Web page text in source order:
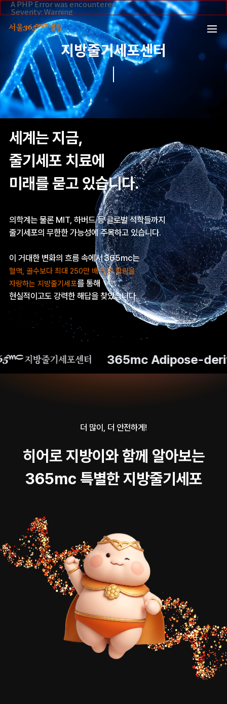
A PHP Error was encountered
Severity: Warning
Message: Invalid argument supplied for foreach()
Filename: _inc/header_body.php
Line Number: 108
Backtrace:
File:
/home/suction/public_html/application/views/mobile/
Line: 108
Function: _error_handler
File:
/home/suction/public_html/application/views/mobile/
Line: 295
Function: include
File:
/home/suction/public_html/application/core/
Function: view
File:
/home/suction/public_html/application/controllers/
Line: 33
Function: view_print
File: /home/suction/public_html/index.php
Line: 327
Function: require_once
본문 바로가기
지방줄기세포센터
세계는 지금,
줄기세포 치료에
미래를 묻고 있습니다.
의학계는 물론 MIT, 하버드 등 글로벌 석학들까지
줄기세포의 무한한 가능성에 주목하고 있습니다.
이 거대한 변화의 흐름 속에서 365mc는
혈액, 골수보다 최대 250만 배 많은 함량을
자랑하는 지방줄기세포를 통해
현실적이고도 강력한 해답을 찾았습니다.
365mc Adipose-
더 많이, 더 안전하게!
히어로 지방이와 함께 알아보는
365mc 특별한 지방줄기세포